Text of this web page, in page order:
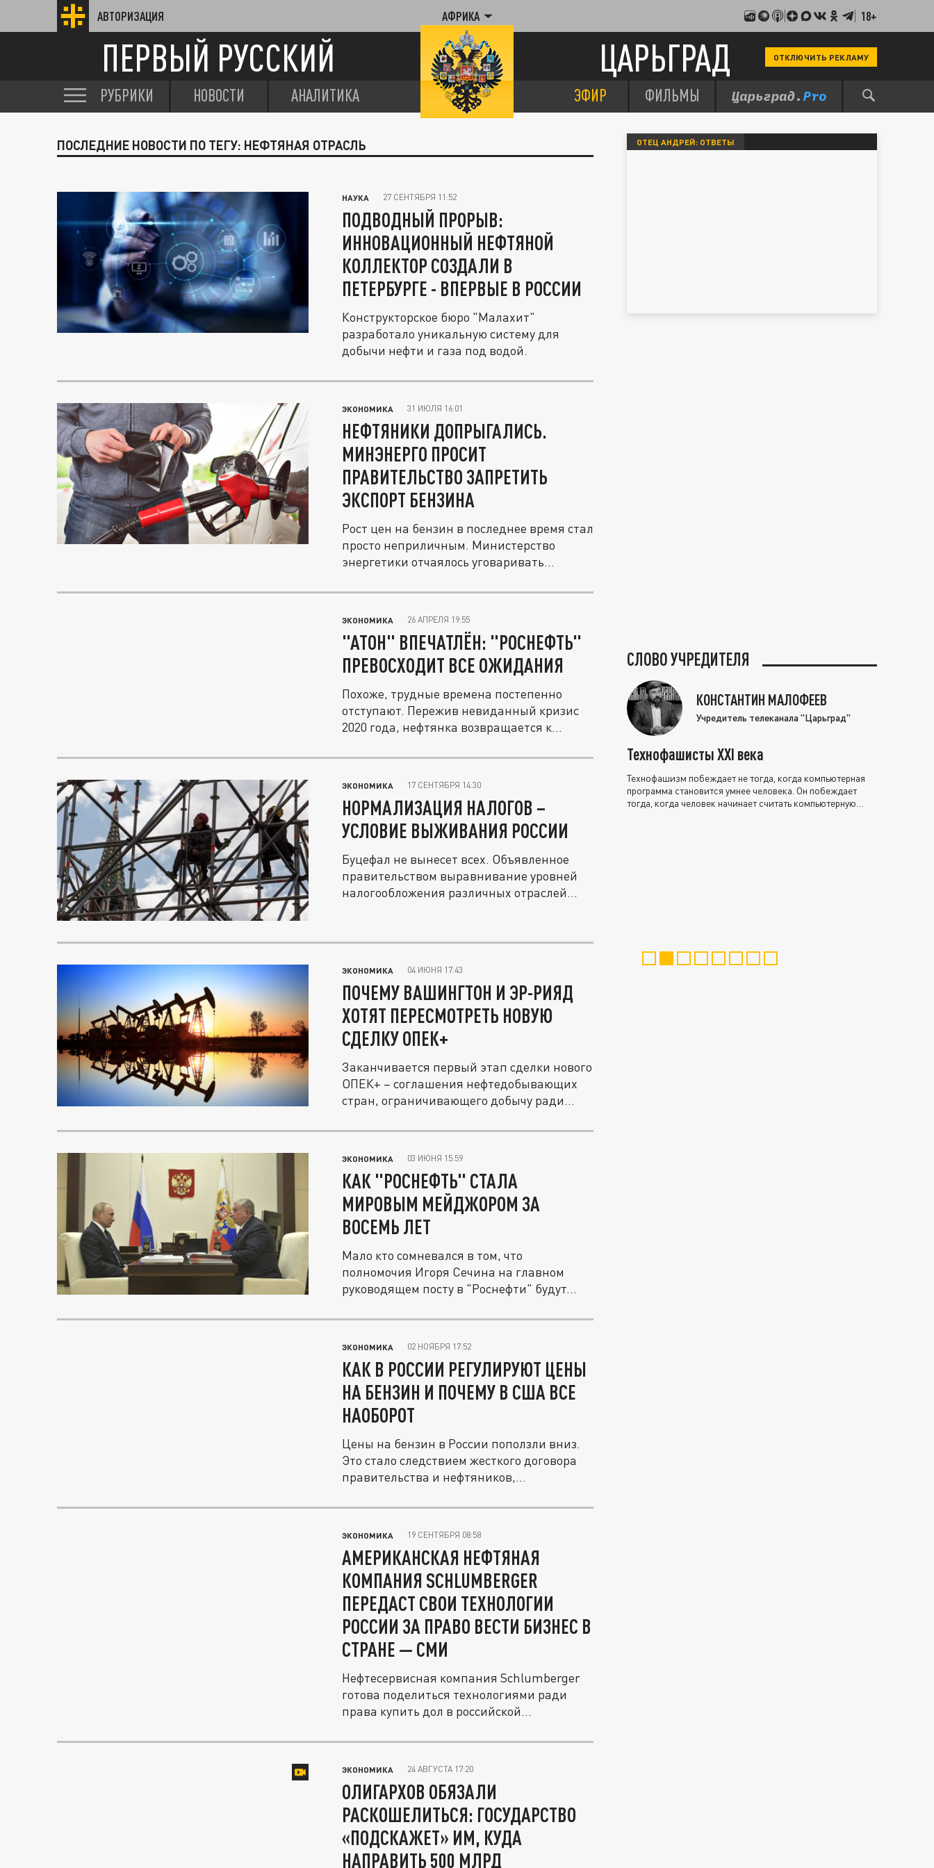
АВТОРИЗАЦИЯ АФРИКА 18+
ПЕРВЫЙ РУССКИЙ ЦАРЬГРАД ОТКЛЮЧИТЬ РЕКЛАМУ
РУБРИКИ НОВОСТИ АНАЛИТИКА ЭФИР ФИЛЬМЫ
ПОСЛЕДНИЕ НОВОСТИ ПО ТЕГУ: НЕФТЯНАЯ ОТРАСЛЬ
НАУКА 27 СЕНТЯБРЯ 11:52
ПОДВОДНЫЙ ПРОРЫВ:
ИННОВАЦИОННЫЙ НЕФТЯНОЙ
КОЛЛЕКТОР СОЗДАЛИ В
ПЕТЕРБУРГЕ - ВПЕРВЫЕ В РОССИИ
Конструкторское бюро "Малахит"
разработало уникальную систему для
добычи нефти и газа под водой.
ЭКОНОМИКА 31 ИЮЛЯ 16:01
НЕФТЯНИКИ ДОПРЫГАЛИСЬ.
МИНЭНЕРГО ПРОСИТ
ПРАВИТЕЛЬСТВО ЗАПРЕТИТЬ
ЭКСПОРТ БЕНЗИНА
Рост цен на бензин в последнее время стал
просто неприличным. Министерство
энергетики отчаялось уговаривать...
ЭКОНОМИКА 26 АПРЕЛЯ 19:55
"АТОН" ВПЕЧАТЛЁН: "РОСНЕФТЬ"
ПРЕВОСХОДИТ ВСЕ ОЖИДАНИЯ
Похоже, трудные времена постепенно
отступают. Пережив невиданный кризис
2020 года, нефтянка возвращается к...
ЭКОНОМИКА 17 СЕНТЯБРЯ 14:30
НОРМАЛИЗАЦИЯ НАЛОГОВ –
УСЛОВИЕ ВЫЖИВАНИЯ РОССИИ
Буцефал не вынесет всех. Объявленное
правительством выравнивание уровней
налогообложения различных отраслей...
ЭКОНОМИКА 04 ИЮНЯ 17:43
ПОЧЕМУ ВАШИНГТОН И ЭР-РИЯД
ХОТЯТ ПЕРЕСМОТРЕТЬ НОВУЮ
СДЕЛКУ ОПЕК+
Заканчивается первый этап сделки нового
ОПЕК+ – соглашения нефтедобывающих
стран, ограничивающего добычу ради...
ЭКОНОМИКА 03 ИЮНЯ 15:59
КАК "РОСНЕФТЬ" СТАЛА
МИРОВЫМ МЕЙДЖОРОМ ЗА
ВОСЕМЬ ЛЕТ
Мало кто сомневался в том, что
полномочия Игоря Сечина на главном
руководящем посту в "Роснефти" будут...
ЭКОНОМИКА 02 НОЯБРЯ 17:52
КАК В РОССИИ РЕГУЛИРУЮТ ЦЕНЫ
НА БЕНЗИН И ПОЧЕМУ В США ВСЕ
НАОБОРОТ
Цены на бензин в России поползли вниз.
Это стало следствием жесткого договора
правительства и нефтяников,...
ЭКОНОМИКА 19 СЕНТЯБРЯ 08:58
АМЕРИКАНСКАЯ НЕФТЯНАЯ
КОМПАНИЯ SCHLUMBERGER
ПЕРЕДАСТ СВОИ ТЕХНОЛОГИИ
РОССИИ ЗА ПРАВО ВЕСТИ БИЗНЕС В
СТРАНЕ — СМИ
Нефтесервисная компания Schlumberger
готова поделиться технологиями ради
права купить дол в российской...
ЭКОНОМИКА 24 АВГУСТА 17:20
ОЛИГАРХОВ ОБЯЗАЛИ
РАСКОШЕЛИТЬСЯ: ГОСУДАРСТВО
«ПОДСКАЖЕТ» ИМ, КУДА
НАПРАВИТЬ 500 МЛРД
ОТЕЦ АНДРЕЙ: ОТВЕТЫ
СЛОВО УЧРЕДИТЕЛЯ
КОНСТАНТИН МАЛОФЕЕВ
Учредитель телеканала "Царьград"
Технофашисты XXI века
Технофашизм побеждает не тогда, когда компьютерная
программа становится умнее человека. Он побеждает
тогда, когда человек начинает считать компьютерную